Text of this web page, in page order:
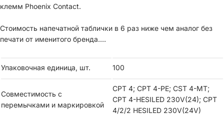
клемм Phoenix Contact.
Стоимость напечатной таблички в 6 раз ниже чем аналог без
печати от именитого бренда.
В упаковке 100 рядов (1000 табличек от 81 до 90)
Упаковочная единица, шт. 100
Совместимость с
перемычками и маркировкой
CPT 4; CPT 4-PE; CST 4-MT;
CPT 4-HESILED 230V(24); CPT
4/2/2 HESILED 230V(24V)